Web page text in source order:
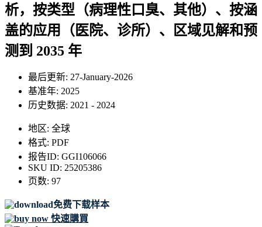
析，按类型（病理性口臭、其他）、按涵
盖的应用（医院、诊所）、区域见解和预
测到 2035 年
最后更新: 27-January-2026
基准年: 2025
历史数据: 2021 - 2024
地区: 全球
格式: PDF
报告ID: GGI106066
SKU ID: 25205386
页数: 97
免费下载样本
快速購買